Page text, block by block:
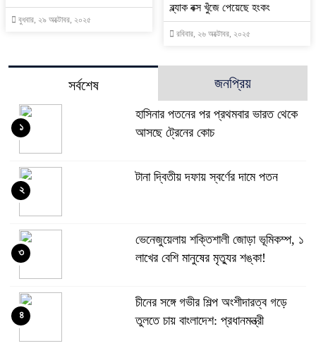
বুধবার, ২৯ অক্টোবর, ২০২৫
ব্ল্যাক বক্স খুঁজে পেয়েছে হংকং
রবিবার, ২৬ অক্টোবর, ২০২৫
সর্বশেষ জনপ্রিয়
হাসিনার পতনের পর প্রথমবার ভারত থেকে
আসছে ট্রেনের কোচ
১
টানা দ্বিতীয় দফায় স্বর্ণের দামে পতন
২
ভেনেজুয়েলায় শক্তিশালী জোড়া ভূমিকম্প, ১
লাখের বেশি মানুষের মৃত্যুর শঙ্কা!
৩
চীনের সঙ্গে গভীর শিল্প অংশীদারত্ব গড়ে
তুলতে চায় বাংলাদেশ: প্রধানমন্ত্রী
৪